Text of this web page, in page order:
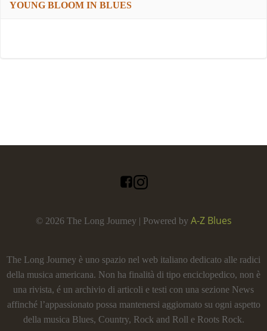
YOUNG BLOOM IN BLUES
© 2026 The Long Journey | Powered by A-Z Blues
The Long Journey è uno spazio nel web italiano dedicato alle radici
della musica americana. Non ha finalità di tipo enciclopedico, non è
una rivista, é un archivio di articoli e testi con una sezione News
affinché l’appassionato possa mantenersi aggiornato su ogni aspetto
della musica Blues, Country, Rock and Roll e Roots Rock.